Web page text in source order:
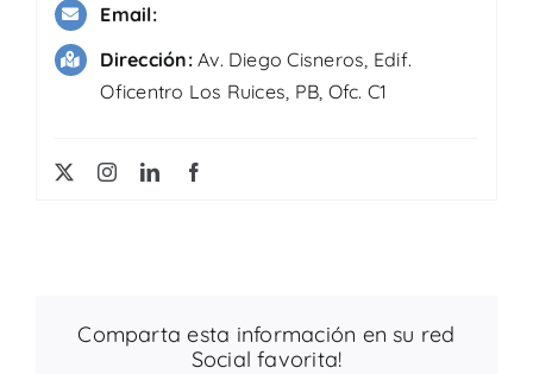
Email:
Dirección: Av. Diego Cisneros, Edif.
Oficentro Los Ruices, PB, Ofc. C1
Comparta esta información en su red
Social favorita!